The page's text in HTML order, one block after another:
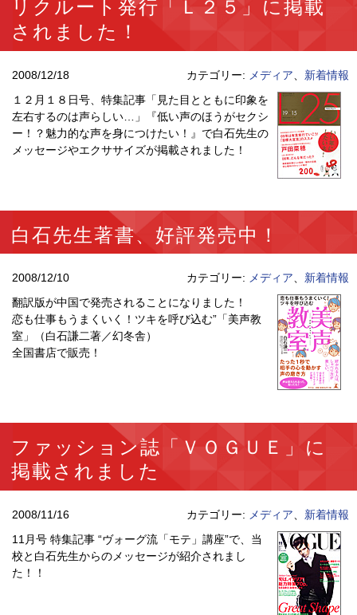
リクルート発行「Ｌ２５」に掲載
されました！
2008/12/18 カテゴリー: メディア
新着情報
１２月１８日号、特集記事「見た目とともに印象を
左右するのは声らしい…」『低い声のほうがセクシ
ー！？魅力的な声を身につけたい！』で白石先生の
メッセージやエクササイズが掲載されました！
白石先生著書、好評発売中！
2008/12/10 カテゴリー: メディア、 新着情報
翻訳版が中国で発売されることになりました！
恋も仕事もうまくいく！ツキを呼び込む”「美声教
室」（白石謙二著／幻冬舎）
全国書店で販売！
ファッション誌「ＶＯＧＵＥ」に
掲載されました
2008/11/16 カテゴリー: メディア
新着情報
11月号 特集記事 “ヴォーグ流「モテ」講座”で、当
校と白石先生からのメッセージが紹介されまし
た！！